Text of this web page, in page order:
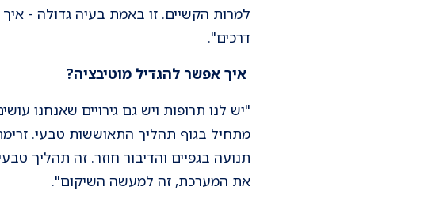
למרות הקשיים. זו באמת בעיה גדולה -
דרכים".
איך אפשר להגדיל מוטיבציה?
"יש לנו תרופות ויש גם גירויים שאנחנו
מתחיל בגוף תהליך התאוששות טבעי.
תנועה בגפיים והדיבור חוזר. זה תהליך
את המערכת, זה למעשה השיקום".